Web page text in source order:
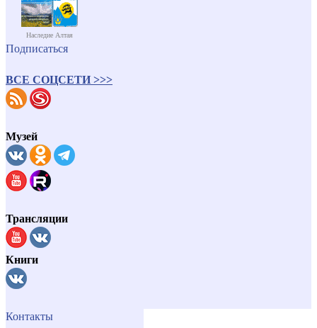
Наследие Алтая
Подписаться
ВСЕ СОЦСЕТИ >>>
Музей
Трансляции
Книги
Контакты